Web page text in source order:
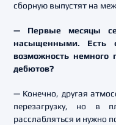
сборную выпустят на
— Первые месяцы
насыщенными. Есть
возможность немного
дебютов?
— Конечно, другая
перезагрузку, но в
расслабляться и нужно